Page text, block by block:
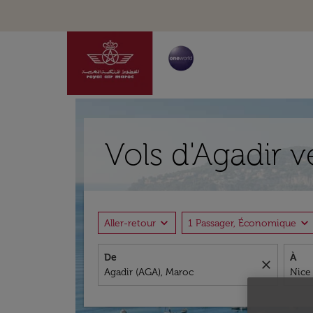
Vols d'Agadir
Aller-retour expand_more 1 Passager, Économique expand_more
De
close
À